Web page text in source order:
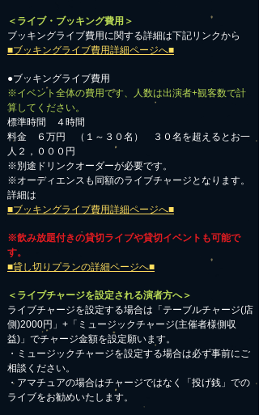
＜ライブ・ブッキング費用＞
ブッキングライブ費用に関する詳細は下記リンクから
■ブッキングライブ費用詳細ページへ■
●ブッキングライブ費用
※イベント全体の費用です、人数は出演者+観客数で計
算してください。
標準時間 ４時間
料金 ６万円 （１～３０名） ３０名を超えるとお一
人２，０００円
※別途ドリンクオーダーが必要です。
※オーディエンスも同額のライブチャージとなります。
詳細は
■ブッキングライブ費用詳細ページへ■
※飲み放題付きの貸切ライブや貸切イベントも可能で
す。
■貸し切りプランの詳細ページへ■
＜ライブチャージを設定される演者方へ＞
ライブチャージを設定する場合は「テーブルチャージ(店
側)2000円」+「ミュージックチャージ(主催者様側収
益)」でチャージ金額を設定願います。
・ミュージックチャージを設定する場合は必ず事前にご
相談ください。
​・アマチュアの場合はチャージではなく「投げ銭」での
ライブをお勧めいたします。